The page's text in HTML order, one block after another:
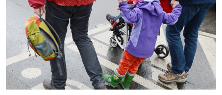
gesellschaft
kultur
sport